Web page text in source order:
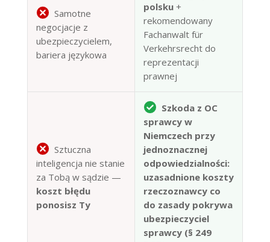
Samotne
negocjacje z
ubezpieczycielem,
bariera językowa
polsku+
rekomendowany
Fachanwalt für
Verkehrsrecht do
reprezentacji
prawnej
Sztuczna
inteligencja nie stanie
za Tobą w sądzie —
koszt błędu
ponosisz Ty
Szkoda z OC
sprawcy w
Niemczech przy
jednoznacznej
odpowiedzialności:
uzasadnione koszty
rzeczoznawcy co
do zasady pokrywa
ubezpieczyciel
sprawcy (§ 249